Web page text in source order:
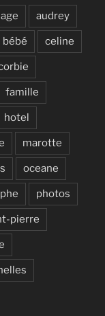
audrey
bébé celine
famille
hotel
marotte
oceane
photos
pierre